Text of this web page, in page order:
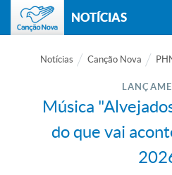
NOTÍCIAS
Notícias Canção Nova
Música
do que vai